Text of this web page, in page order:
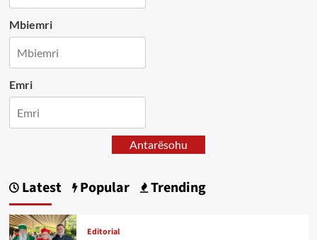
Mbiemri
Emri
Antarësohu
Latest Popular Trending
Editorial